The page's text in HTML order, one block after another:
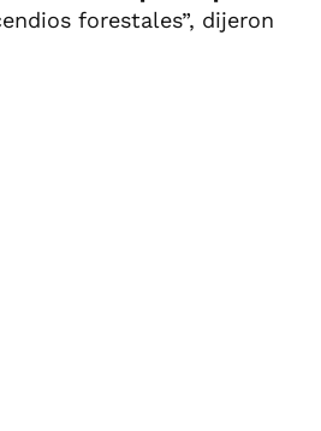
forestales”, dijeron